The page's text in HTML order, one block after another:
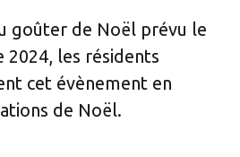
goûter de Noël prévu le
2024, les résidents
cet évènement en
de Noël.